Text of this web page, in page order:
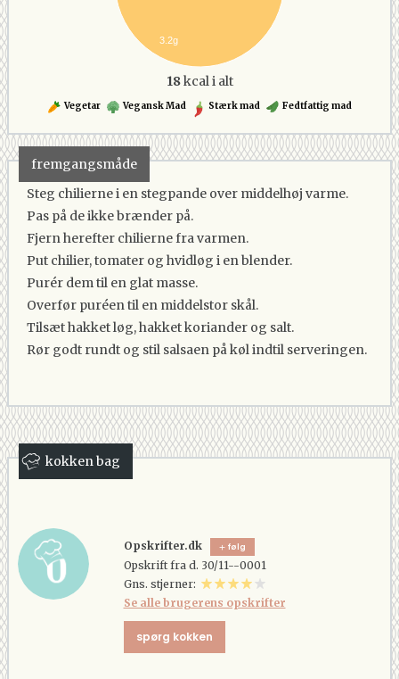
3.2g
18kcal i alt
Vegetar Vegansk Mad Stærk mad Fedtfattig mad
fremgangsmåde
Steg chilierne i en stegpande over middelhøj varme.
Pas på de ikke brænder på.
Fjern herefter chilierne fra varmen.
Put chilier, tomater og hvidløg i en blender.
Purér dem til en glat masse.
Overfør puréen til en middelstor skål.
Tilsæt hakket løg, hakket koriander og salt.
Rør godt rundt og stil salsaen på køl indtil serveringen.
kokken bag
Opskrifter.dk følg
Opskrift fra d. 30/11--0001
Gns. stjerner:
Se alle brugerens opskrifter
spørg kokken